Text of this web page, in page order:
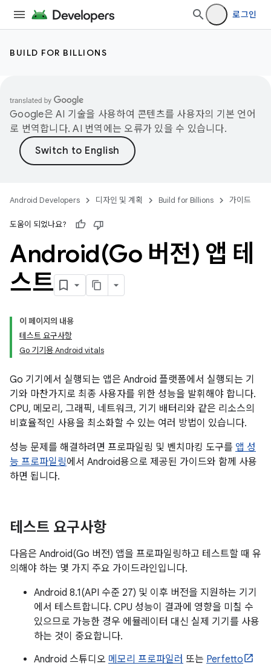
로그인
BUILD FOR BILLIONS
Google은 AI 기술을 사용하여 콘텐츠를 사용자의 기본 언어
로 번역합니다. AI 번역에는 오류가 있을 수 있습니다.
Android Developers 디자인 및 계획 Build for Billions 가이드
도움이 되었나요?
Android(Go 버전) 앱 테
스트
이 페이지의 내용
테스트 요구사항
Go 기기용 Android vitals
Go 기기에서 실행되는 앱은 Android 플랫폼에서 실행되는 기
기와 마찬가지로 최종 사용자를 위한 성능을 발휘해야 합니다.
CPU, 메모리, 그래픽, 네트워크, 기기 배터리와 같은 리소스의
비효율적인 사용을 최소화할 수 있는 여러 방법이 있습니다.
성능 문제를 해결하려면 프로파일링 및 벤치마킹 도구를 앱 성
능 프로파일링에서 Android용으로 제공된 가이드와 함께 사용
하면 됩니다.
테스트 요구사항
다음은 Android(Go 버전) 앱을 프로파일링하고 테스트할 때 유
의해야 하는 몇 가지 주요 가이드라인입니다.
Android 8.1(API 수준 27) 및 이후 버전을 지원하는 기기
에서 테스트합니다. CPU 성능이 결과에 영향을 미칠 수
있으므로 가능한 경우 에뮬레이터 대신 실제 기기를 사용
하는 것이 중요합니다.
Android 스튜디오 메모리 프로파일러 또는 Perfetto